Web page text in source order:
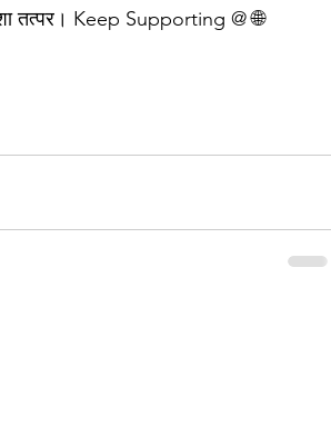
तत्पर। Keep Supporting @ 🌐